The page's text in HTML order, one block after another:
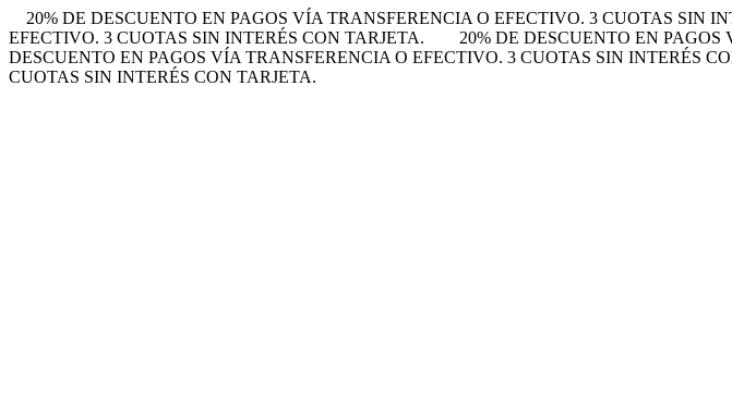
20% DE DESCUENTO EN PAGOS VÍA TRANSFERENCIA O EFECTIVO. 3 CUOTAS SIN
EFECTIVO. 3 CUOTAS SIN INTERÉS CON TARJETA.
20% DE DESCUENTO EN
DESCUENTO EN PAGOS VÍA TRANSFERENCIA O EFECTIVO. 3 CUOTAS SIN INTERÉS
CUOTAS SIN INTERÉS CON TARJETA.